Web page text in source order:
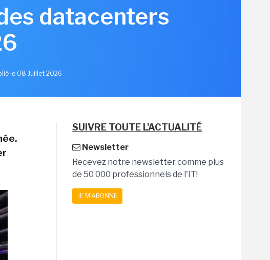
datacenters
le 08 Juillet 2026
SUIVRE TOUTE L'ACTUALITÉ
Newsletter
Recevez notre newsletter comme plus
de 50 000 professionnels de l'IT!
JE M'ABONNE